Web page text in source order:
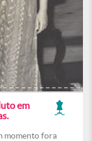
em
momento fora